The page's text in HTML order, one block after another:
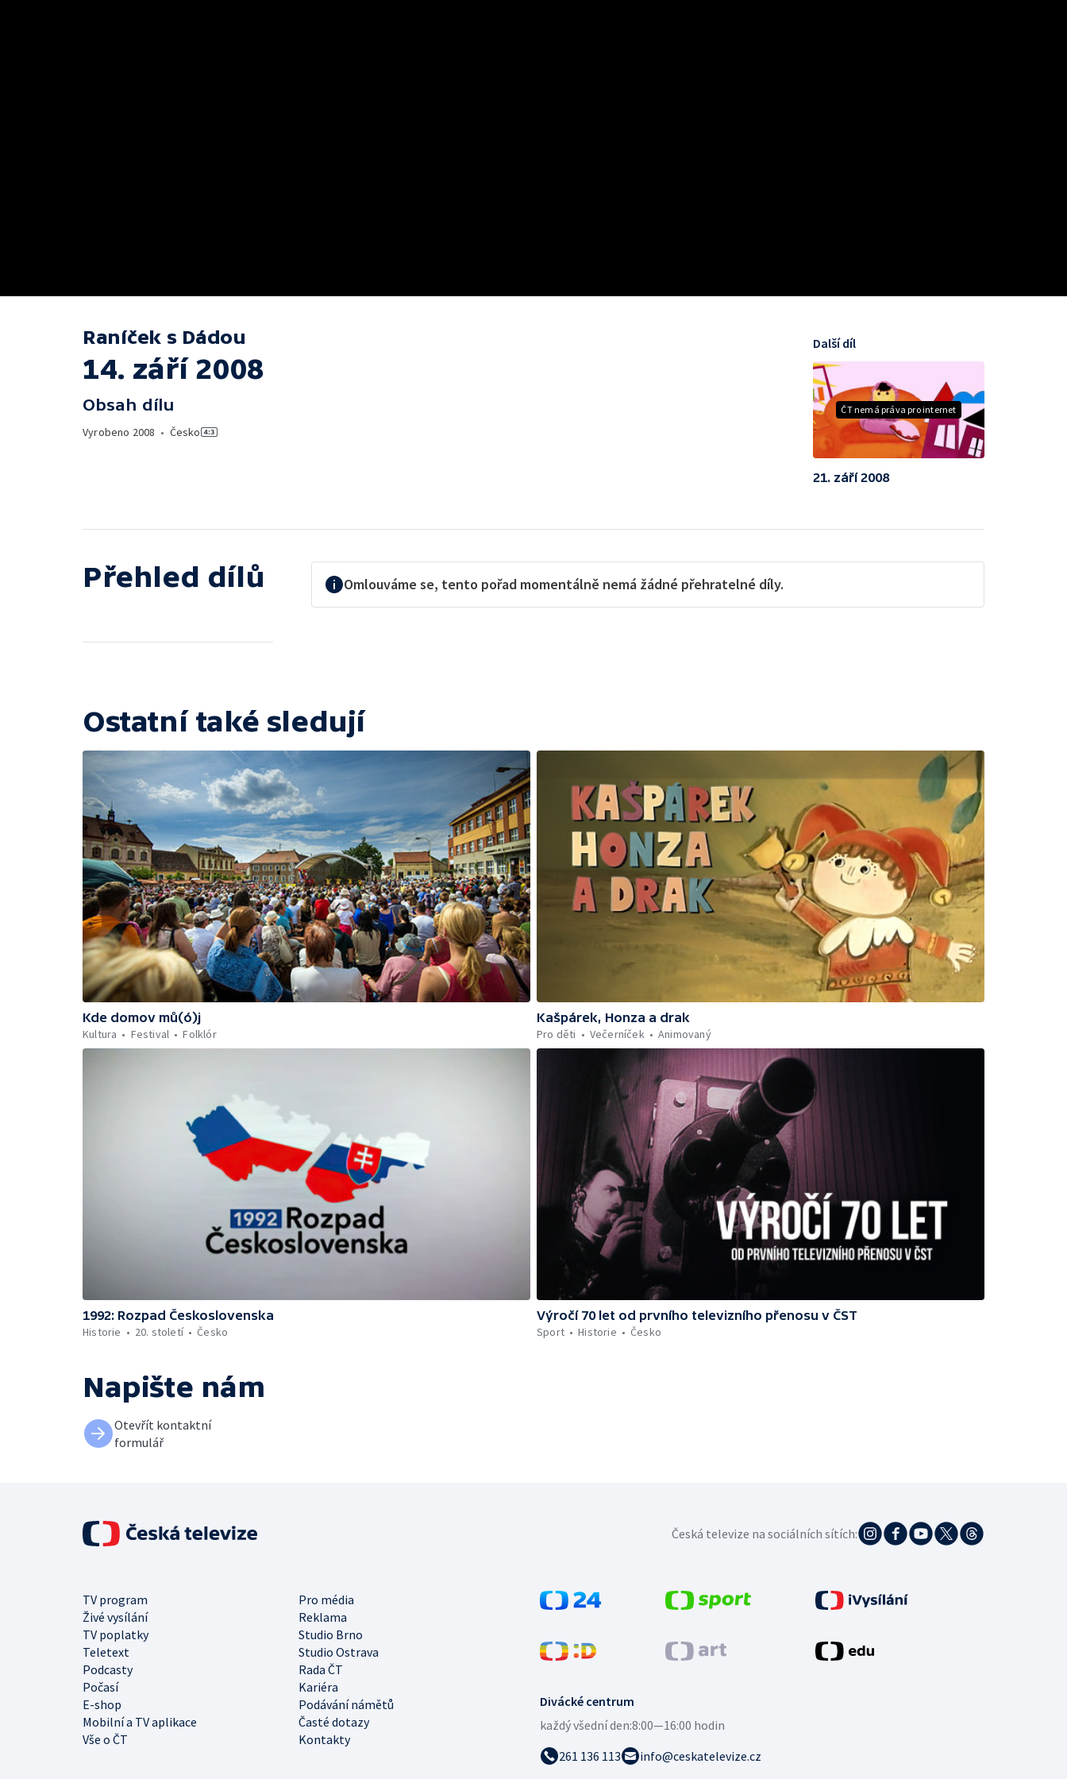
Raníček s Dádou
14. září 2008
Obsah dílu
Vyrobeno 2008 • Česko
ČT nemá práva pro internet
Další díl
21. září 2008
Přehled dílů Omlouváme se, tento pořad momentálně nemá žádné přehratelné díly.
Ostatní také sledují
Kde domov mů(ó)j
Kultura
Festival Folklór
Kašpárek, Honza a drak
Pro děti
Večerníček Animovaný
1992: Rozpad Československa
Historie
20. století Česko
Výročí 70 let od prvního televizního přenosu v ČST
Sport
Historie Česko
Napište nám
Otevřít kontaktní
formulář
Divácké centrum
každý všední den:8:00—16:00 hodin
261 136 113
info@ceskatelevize.cz
TV program
Pro média
Živé vysílání
Reklama
TV poplatky
Studio Brno
Teletext
Studio Ostrava
Podcasty
Rada ČT
Počasí
Kariéra
E-shop
Podávání námětů
Mobilní a TV aplikace
Časté dotazy
Vše o ČT
Kontakty
Česká televize na sociálních sítích: